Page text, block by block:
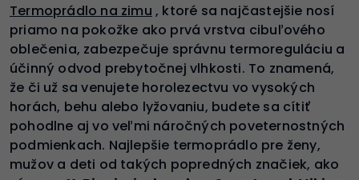
Termoprádlo na zimu , ktoré sa najčastejšie nosí
priamo na pokožke ako prvá vrstva cibuľového
oblečenia, zabezpečuje správnu termoreguláciu a
účinný odvod prebytočnej vlhkosti. To znamená,
že či už sa venujete horolezectvu vo vysokých
horách, behu alebo lyžovaniu, budete sa cítiť
pohodlne aj vo veľmi náročných poveternostných
podmienkach. Najlepšie termoprádlo pre ženy,
mužov a deti od takých popredných značiek, ako